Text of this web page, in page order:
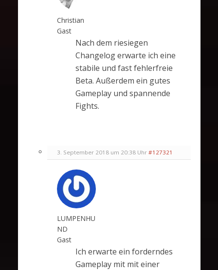
Christian
Gast
Nach dem riesiegen
Changelog erwarte ich eine
stabile und fast fehlerfreie
Beta. Außerdem ein gutes
Gameplay und spannende
Fights.
3. September 2018 um 20:38 Uhr #127321
LUMPENHU
ND
Gast
Ich erwarte ein forderndes
Gameplay mit mit einer